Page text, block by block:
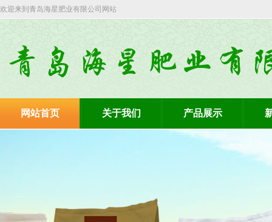
欢迎来到青岛海星肥业有限公司网站
网站首页 关于我们 产品展示